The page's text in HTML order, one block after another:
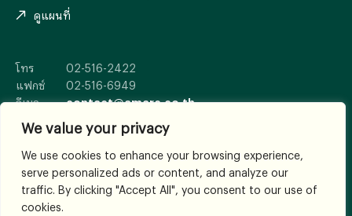
We value your privacy
We use cookies to enhance your browsing experience,
serve personalized ads or content, and analyze our
traffic. By clicking "Accept All", you consent to our use of
cookies.
ดูแผนที่
โทร
02-516-2422
แฟกซ์
02-516-6949
อีเมล
contact@amarc.co.th
© 2026
All Rights Reserved.
เงื่อนไขและข้อตกลง